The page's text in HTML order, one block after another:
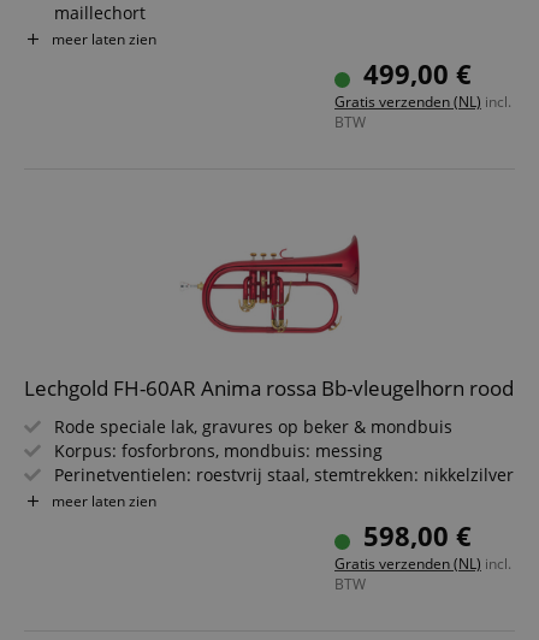
maillechort
Beker-Ø: 152 mm; boring: 11,2 mm
Triggerhefboom met minibal-scharnier op het 3e ventiel
Incl. lichtgewicht koffer met rugzakriemen (verstelbaar)
meer laten zien
499,00 €
Gratis verzenden (NL) incl.
BTW
Lechgold FH-60AR Anima rossa Bb-vleugelhorn rood
Rode speciale lak, gravures op beker & mondbuis
Korpus: fosforbrons, mondbuis: messing
Perinetventielen: roestvrij staal, stemtrekken: nikkelzilver
Beker-Ø: 152 mm; boring: 11,2 mm
3 waterkleppen, triggerhendel met minibal-scharnier op
Inclusief mondstuk Klier Exclusive 3C A 28H A2 (Karl
Hanspeter Signature) & lichtgewicht koffer
meer laten zien
598,00 €
Gratis verzenden (NL) incl.
BTW